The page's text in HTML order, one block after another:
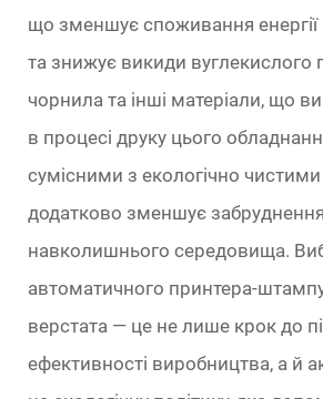
що зменшує споживання енергії
та знижує викиди вуглекислого
чорнила та інші матеріали, що
в процесі друку цього
сумісними з екологічно
додатково зменшує забруднення
навколишнього середовища.
автоматичного принтера-
верстата — це не лише крок до
ефективності виробництва, а й